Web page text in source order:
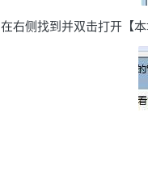
在右侧找到并双击打开【本